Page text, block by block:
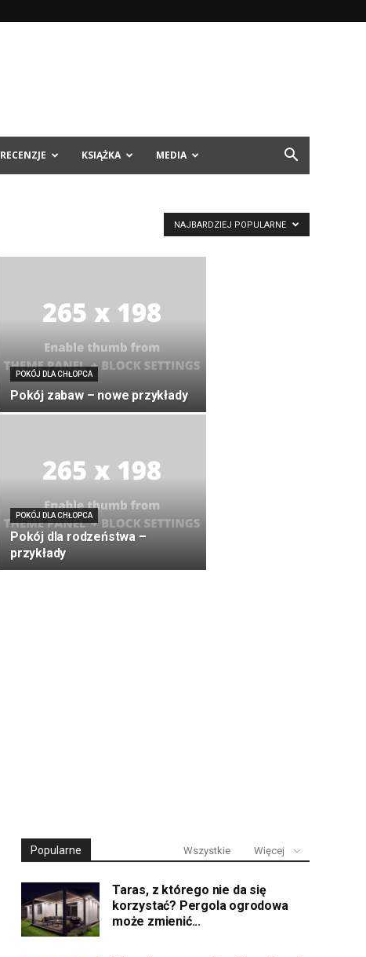
RECENZJE KSIĄŻKA MEDIA
NAJBARDZIEJ POPULARNE
POKÓJ DLA CHŁOPCA
Pokój zabaw – nowe przykłady
POKÓJ DLA CHŁOPCA
Pokój dla rodzeństwa –
przykłady
Popularne Wszystkie Więcej
Taras, z którego nie da się
korzystać? Pergola ogrodowa
może zmienić...